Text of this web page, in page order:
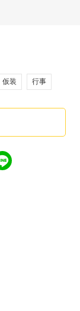
仮装 行事